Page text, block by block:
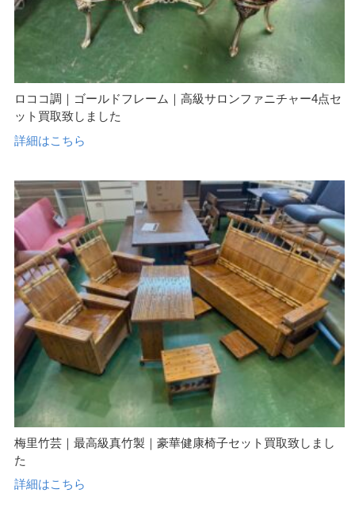
ロココ調｜ゴールドフレーム｜高級サロンファニチャー4点セ
ット買取致しました
詳細はこちら
梅里竹芸｜最高級真竹製｜豪華健康椅子セット買取致しまし
た
詳細はこちら